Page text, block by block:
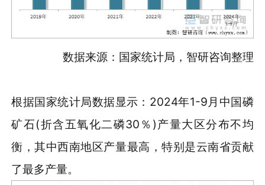
数据来源：国家统计局，智研咨询整理
根据国家统计局数据显示：2024年1-9月中国磷
矿石(折含五氧化二磷30％)产量大区分布不均
衡，其中西南地区产量最高，特别是云南省贡献
了最多产量。